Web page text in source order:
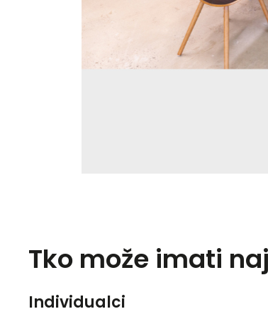
Tko može imati
Individualci